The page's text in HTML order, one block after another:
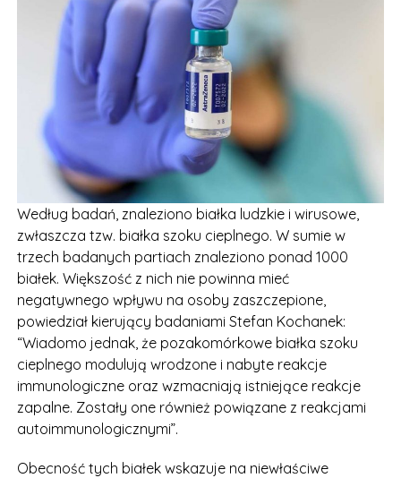
Według badań, znaleziono białka ludzkie i wirusowe,
zwłaszcza tzw. białka szoku cieplnego. W sumie w
trzech badanych partiach znaleziono ponad 1000
białek. Większość z nich nie powinna mieć
negatywnego wpływu na osoby zaszczepione,
powiedział kierujący badaniami Stefan Kochanek:
“Wiadomo jednak, że pozakomórkowe białka szoku
cieplnego modulują wrodzone i nabyte reakcje
immunologiczne oraz wzmacniają istniejące reakcje
zapalne. Zostały one również powiązane z reakcjami
autoimmunologicznymi”.
Obecność tych białek wskazuje na niewłaściwe